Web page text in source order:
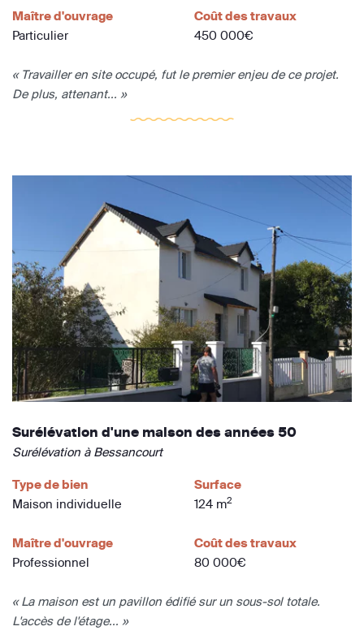
Maître d'ouvrage
Particulier
Coût des travaux
450 000€
« Travailler en site occupé, fut le premier enjeu de ce projet.
De plus, attenant... »
Surélévation d'une maison des années 50
Surélévation à Bessancourt
Type de bien
Maison individuelle
Surface
124 m2
Maître d'ouvrage
Professionnel
Coût des travaux
80 000€
« La maison est un pavillon édifié sur un sous-sol totale.
L'accès de l'étage... »